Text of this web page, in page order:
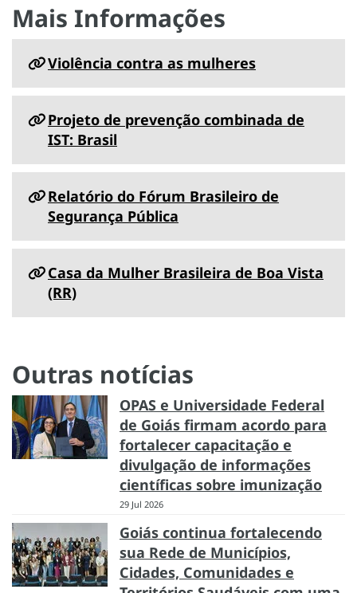
Mais Informações
Violência contra as mulheres
Projeto de prevenção combinada de
IST: Brasil
Relatório do Fórum Brasileiro de
Segurança Pública
Casa da Mulher Brasileira de Boa Vista
(RR)
Outras notícias
OPAS e Universidade Federal
de Goiás firmam acordo para
fortalecer capacitação e
divulgação de informações
científicas sobre imunização
29 Jul 2026
Goiás continua fortalecendo
sua Rede de Municípios,
Cidades, Comunidades e